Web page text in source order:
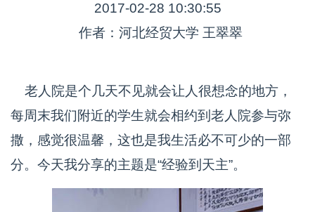
2017-02-28 10:30:55
作者：河北经贸大学 王翠翠
老人院是个几天不见就会让人很想念的地方，
每周末我们附近的学生就会相约到老人院参与弥
撒，感觉很温馨，这也是我生活必不可少的一部
分。今天我分享的主题是“经验到天主”。